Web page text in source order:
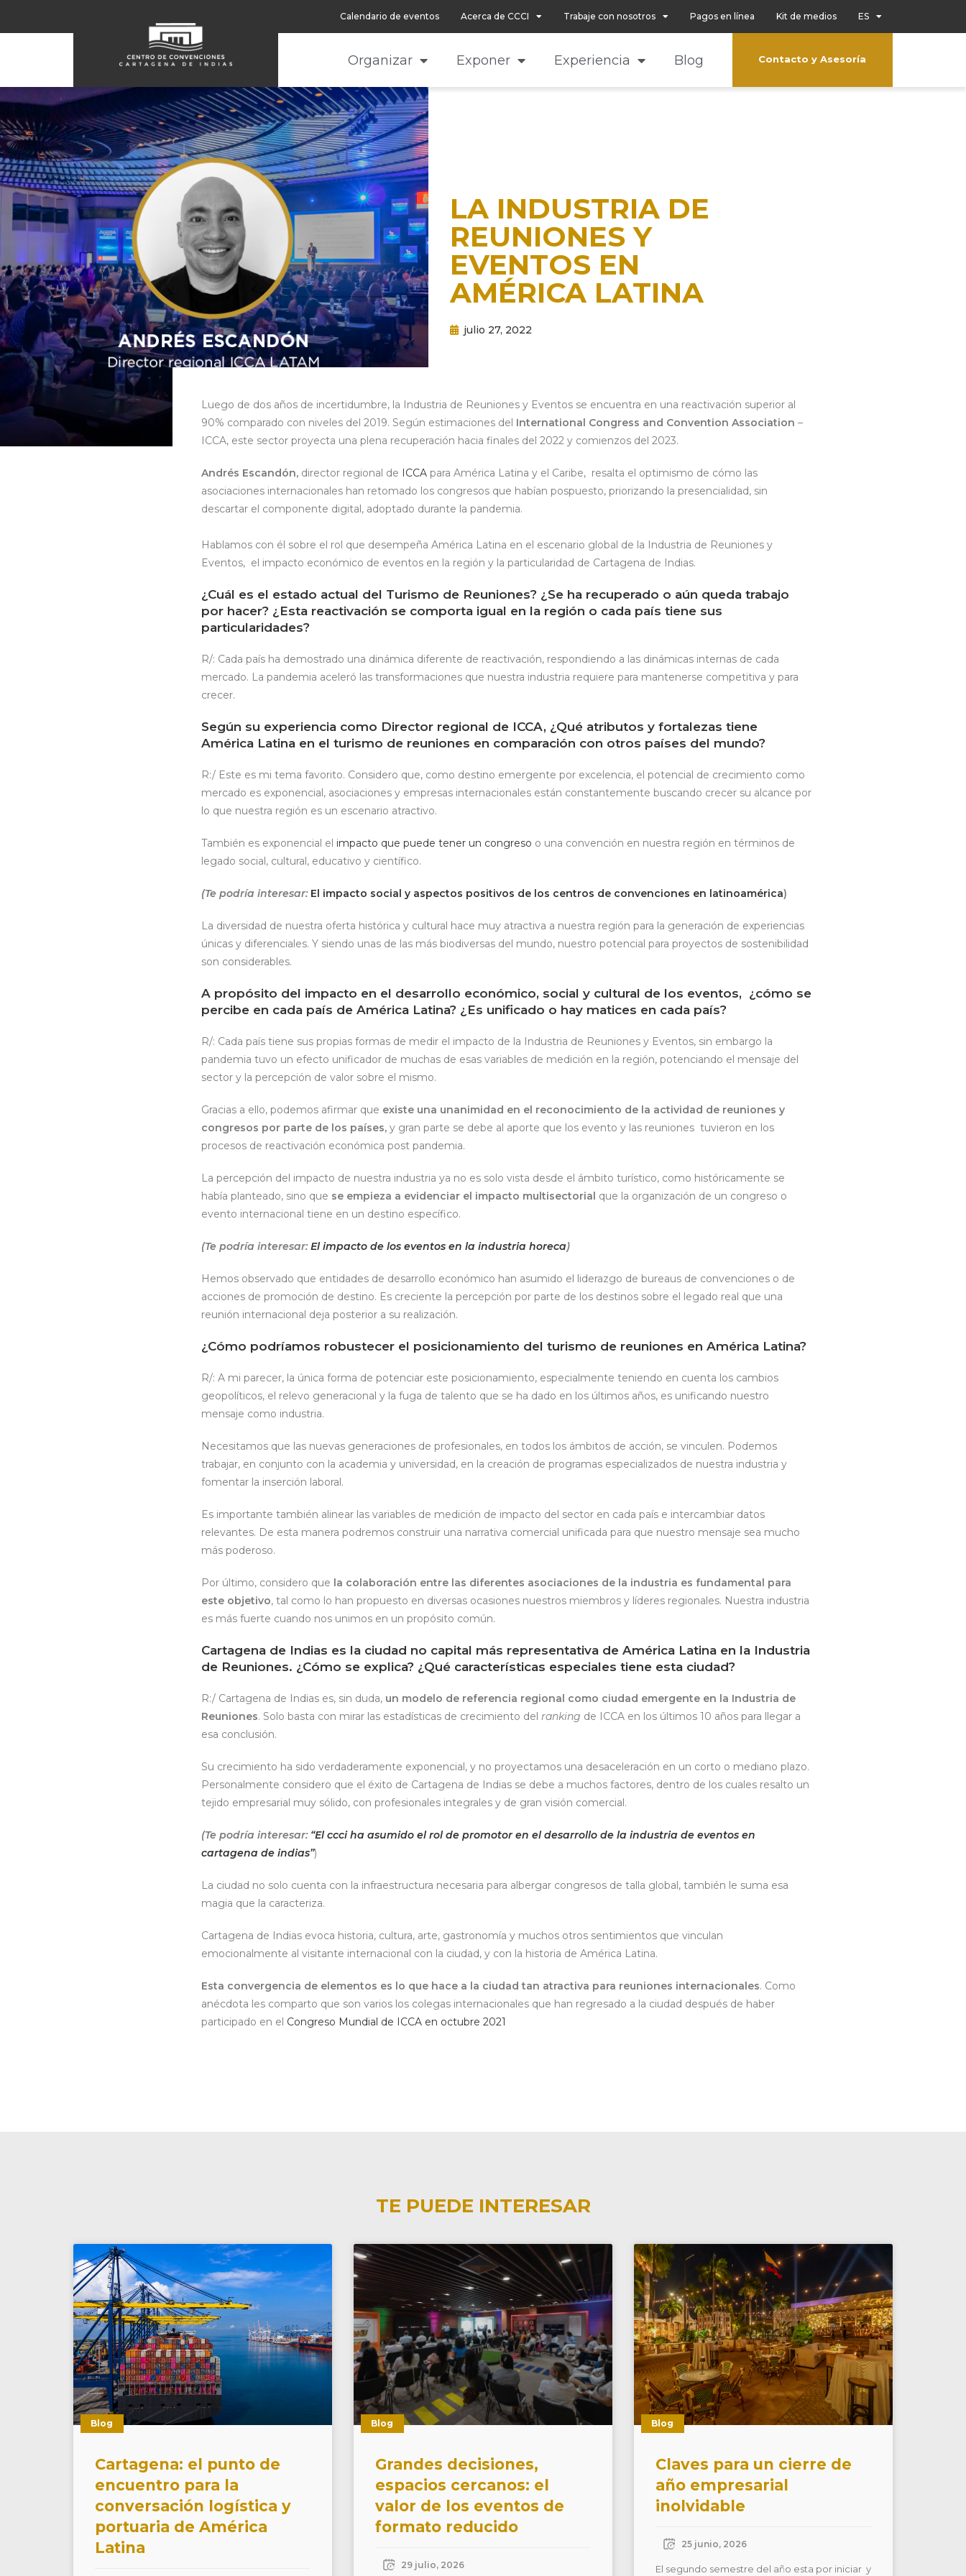
Calendario de eventos Acerca de CCCI Trabaje con nosotros Pagos en línea Kit de medios ES
Organizar Exponer Experiencia Blog Contacto y Asesoría
LA INDUSTRIA DE
REUNIONES Y
EVENTOS EN
AMÉRICA LATINA
julio 27, 2022
Luego de dos años de incertidumbre, la Industria de Reuniones y Eventos se encuentra en una reactivación superior al
90% comparado con niveles del 2019. Según estimaciones del International Congress and Convention Association –
ICCA, este sector proyecta una plena recuperación hacia finales del 2022 y comienzos del 2023.
Andrés Escandón, director regional de ICCApara América Latina y el Caribe, resalta el optimismo de cómo las
asociaciones internacionales han retomado los congresos que habían pospuesto, priorizando la presencialidad, sin
descartar el componente digital, adoptado durante la pandemia.
Hablamos con él sobre el rol que desempeña América Latina en el escenario global de la Industria de Reuniones y
Eventos, el impacto económico de eventos en la región y la particularidad de Cartagena de Indias.
¿Cuál es el estado actual del Turismo de Reuniones? ¿Se ha recuperado o aún queda trabajo
por hacer? ¿Esta reactivación se comporta igual en la región o cada país tiene sus
particularidades?
R/: Cada país ha demostrado una dinámica diferente de reactivación, respondiendo a las dinámicas internas de cada
mercado. La pandemia aceleró las transformaciones que nuestra industria requiere para mantenerse competitiva y para
crecer.
Según su experiencia como Director regional de ICCA, ¿Qué atributos y fortalezas tiene
América Latina en el turismo de reuniones en comparación con otros países del mundo?
R:/ Este es mi tema favorito. Considero que, como destino emergente por excelencia, el potencial de crecimiento como
mercado es exponencial, asociaciones y empresas internacionales están constantemente buscando crecer su alcance por
lo que nuestra región es un escenario atractivo.
También es exponencial el impacto que puede tener un congreso o una convención en nuestra región en términos de
legado social, cultural, educativo y científico.
(Te podría interesar: El impacto social y aspectos positivos de los centros de convenciones en latinoamérica)
La diversidad de nuestra oferta histórica y cultural hace muy atractiva a nuestra región para la generación de experiencias
únicas y diferenciales. Y siendo unas de las más biodiversas del mundo, nuestro potencial para proyectos de sostenibilidad
son considerables.
A propósito del impacto en el desarrollo económico, social y cultural de los eventos, ¿cómo se
percibe en cada país de América Latina? ¿Es unificado o hay matices en cada país?
R/: Cada país tiene sus propias formas de medir el impacto de la Industria de Reuniones y Eventos, sin embargo la
pandemia tuvo un efecto unificador de muchas de esas variables de medición en la región, potenciando el mensaje del
sector y la percepción de valor sobre el mismo.
Gracias a ello, podemos afirmar que existe una unanimidad en el reconocimiento de la actividad de reuniones y
congresos por parte de los países, y gran parte se debe al aporte que los evento y las reuniones tuvieron en los
procesos de reactivación económica post pandemia.
La percepción del impacto de nuestra industria ya no es solo vista desde el ámbito turístico, como históricamente se
había planteado, sino que se empieza a evidenciar el impacto multisectorial que la organización de un congreso o
evento internacional tiene en un destino específico.
(Te podría interesar:El impacto de los eventos en la industria horeca)
Hemos observado que entidades de desarrollo económico han asumido el liderazgo de bureaus de convenciones o de
acciones de promoción de destino. Es creciente la percepción por parte de los destinos sobre el legado real que una
reunión internacional deja posterior a su realización.
¿Cómo podríamos robustecer el posicionamiento del turismo de reuniones en América Latina?
R/: A mi parecer, la única forma de potenciar este posicionamiento, especialmente teniendo en cuenta los cambios
geopolíticos, el relevo generacional y la fuga de talento que se ha dado en los últimos años, es unificando nuestro
mensaje como industria.
Necesitamos que las nuevas generaciones de profesionales, en todos los ámbitos de acción, se vinculen. Podemos
trabajar, en conjunto con la academia y universidad, en la creación de programas especializados de nuestra industria y
fomentar la inserción laboral.
Es importante también alinear las variables de medición de impacto del sector en cada país e intercambiar datos
relevantes. De esta manera podremos construir una narrativa comercial unificada para que nuestro mensaje sea mucho
más poderoso.
Por último, considero que la colaboración entre las diferentes asociaciones de la industria es fundamental para
este objetivo, tal como lo han propuesto en diversas ocasiones nuestros miembros y líderes regionales. Nuestra industria
es más fuerte cuando nos unimos en un propósito común.
Cartagena de Indias es la ciudad no capital más representativa de América Latina en la Industria
de Reuniones. ¿Cómo se explica? ¿Qué características especiales tiene esta ciudad?
R:/ Cartagena de Indias es, sin duda, un modelo de referencia regional como ciudad emergente en la Industria de
Reuniones. Solo basta con mirar las estadísticas de crecimiento del ranking de ICCA en los últimos 10 años para llegar a
esa conclusión.
Su crecimiento ha sido verdaderamente exponencial, y no proyectamos una desaceleración en un corto o mediano plazo.
Personalmente considero que el éxito de Cartagena de Indias se debe a muchos factores, dentro de los cuales resalto un
tejido empresarial muy sólido, con profesionales integrales y de gran visión comercial.
(Te podría interesar: “El ccci ha asumido el rol de promotor en el desarrollo de la industria de eventos en
cartagena de indias”)
La ciudad no solo cuenta con la infraestructura necesaria para albergar congresos de talla global, también le suma esa
magia que la caracteriza.
Cartagena de Indias evoca historia, cultura, arte, gastronomía y muchos otros sentimientos que vinculan
emocionalmente al visitante internacional con la ciudad, y con la historia de América Latina.
Esta convergencia de elementos es lo que hace a la ciudad tan atractiva para reuniones internacionales. Como
anécdota les comparto que son varios los colegas internacionales que han regresado a la ciudad después de haber
participado en el Congreso Mundial de ICCA en octubre 2021
TE PUEDE INTERESAR
Blog
Cartagena: el punto de
encuentro para la
conversación logística y
portuaria de América
Latina
Blog
Grandes decisiones,
espacios cercanos: el
valor de los eventos de
formato reducido
29 julio, 2026
Blog
Claves para un cierre de
año empresarial
inolvidable
25 junio, 2026
El segundo semestre del año esta por iniciar y